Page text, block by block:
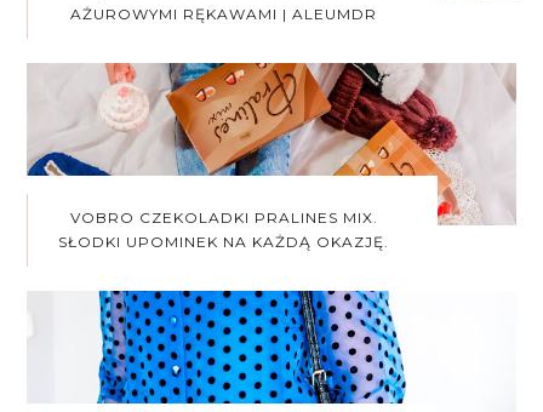
AŻUROWYMI RĘKAWAMI | ALEUMDR
VOBRO CZEKOLADKI PRALINES MIX.
SŁODKI UPOMINEK NA KAŻDĄ OKAZJĘ.